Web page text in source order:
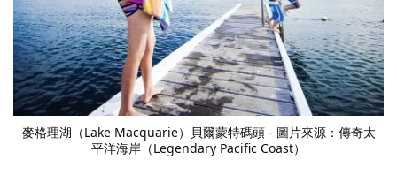
麥格理湖（Lake Macquarie）貝爾蒙特碼頭 - 圖片來源：傳奇太
平洋海岸（Legendary Pacific Coast）